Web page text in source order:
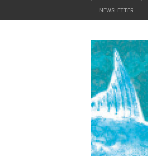
NEWSLETTER